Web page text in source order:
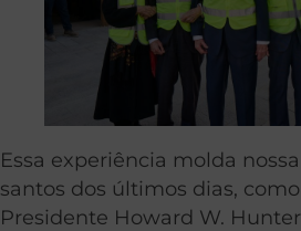
Essa experiência molda
santos dos últimos dias, como
Presidente Howard W.